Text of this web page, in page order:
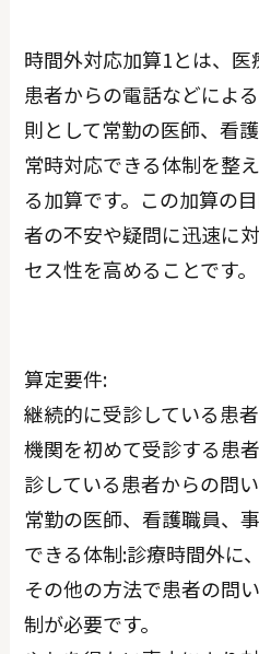
時間外対応加算1とは、
患者からの電話などによ
則として常勤の医師、看
常時対応できる体制を整
る加算です。この加算の
者の不安や疑問に迅速に
セス性を高めることです。
算定要件:
継続的に受診している患
機関を初めて受診する患
診している患者からの問
常勤の医師、看護職員、
できる体制:診療時間外に
その他の方法で患者の問
制が必要です。